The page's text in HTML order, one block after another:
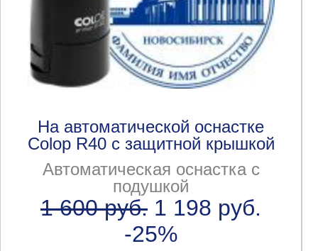
На автоматической оснастке
Colop R40 с защитной крышкой
Автоматическая оснастка с
подушкой
1 600 руб. 1 198 руб.
-25%